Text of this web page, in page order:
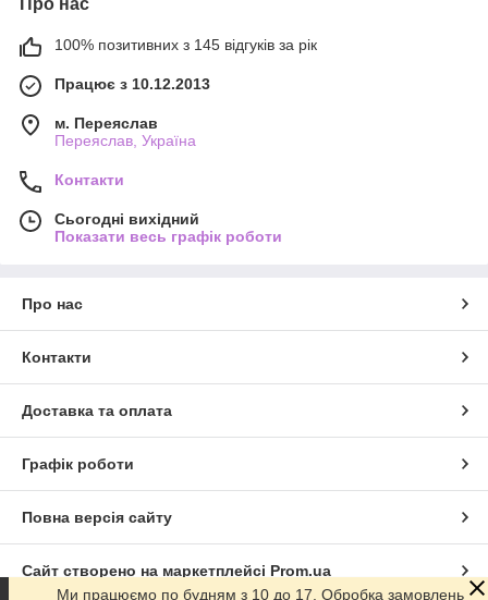
100% позитивних з 145 відгуків за рік
Працює з 10.12.2013
м. Переяслав
Переяслав, Україна
Контакти
Сьогодні вихідний
Показати весь графік роботи
Про нас
Контакти
Доставка та оплата
Графік роботи
Повна версія сайту
Сайт створено на маркетплейсі Prom.ua
Ми працюємо по будням з 10 до 17. Обробка замовлень